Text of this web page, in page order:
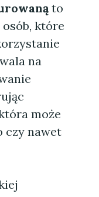
to
osób, które
na
może
czy nawet